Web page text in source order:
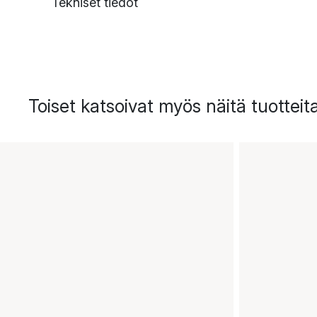
Toiset katsoivat myös näitä